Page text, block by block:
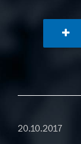
20.10.2017